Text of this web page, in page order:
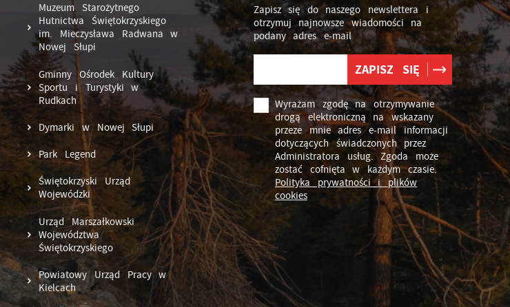
Muzeum Starożytnego
Hutnictwa Świętokrzyskiego
im. Mieczysława Radwana w
Nowej Słupi
Gminny Ośrodek Kultury
Sportu i Turystyki w
Rudkach
Dymarki w Nowej Słupi
Park Legend
Świętokrzyski Urząd
Wojewódzki
Urząd Marszałkowski
Województwa
Świętokrzyskiego
Powiatowy Urząd Pracy w
Kielcach
Zapisz się do naszego newslettera i
otrzymuj najnowsze wiadomości na
podany adres e-mail
Wyrażam zgodę na otrzymywanie
drogą elektroniczną na wskazany
przeze mnie adres e-mail informacji
dotyczących świadczonych przez
Administratora usług. Zgoda może
zostać cofnięta w każdym czasie.
Polityka prywatności i plików
cookies